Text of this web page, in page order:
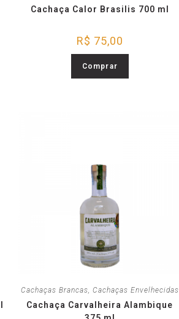
Cachaça Calor Brasilis 700 ml
R$ 75,00
Comprar
Cachaças Brancas, Cachaças Envelhecidas
Cachaça Carvalheira Alambique